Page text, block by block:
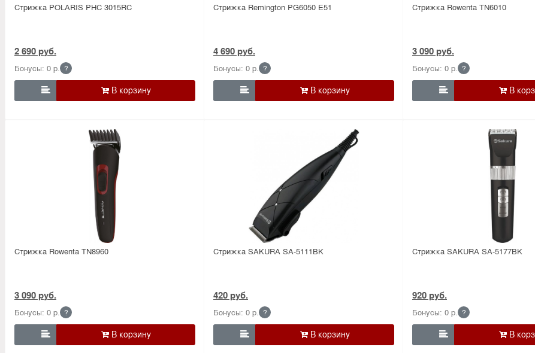
Стрижка POLARIS PHC 3015RC
2 690 руб.
Бонусы: 0 р. ?

Стрижка Remington PG6050 E51
4 690 руб.
Бонусы: 0 р. ?

Стрижка Rowenta TN6010
3 090 руб.
Бонусы: 0 р. ?

Стрижка Rowenta TN8960
3 090 руб.
Бонусы: 0 р. ?

Стрижка SAKURA SA-5111BK
420 руб.
Бонусы: 0 р. ?

Стрижка SAKURA SA-5177BK
920 руб.
Бонусы: 0 р. ?
